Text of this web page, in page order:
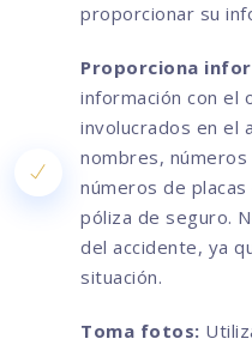
proporcionar su
Proporciona
información con el
involucrados en el
nombres,
números de
póliza de seguro.
del accidente, ya
situación.
Toma fotos: